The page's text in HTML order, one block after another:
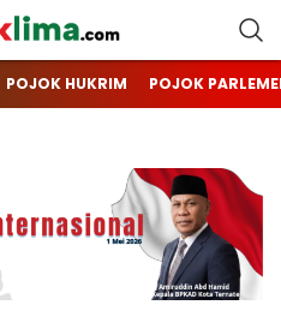
POJOK HUKRIM POJOK